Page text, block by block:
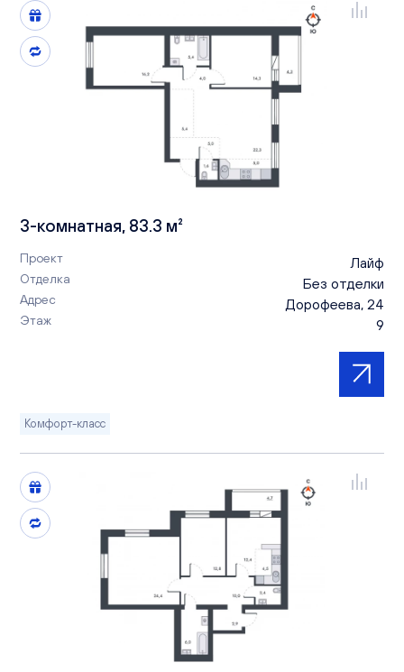
3-комнатная, 83.3 м²
Проект Лайф
Отделка Без отделки
Адрес Дорофеева, 24
Этаж 9
Комфорт-класс